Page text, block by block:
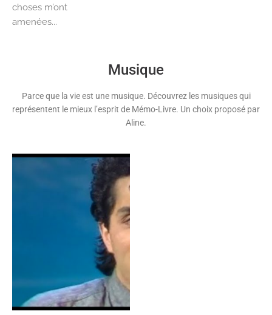
choses m’ont
amenées...
Musique
Parce que la vie est une musique. Découvrez les musiques qui
représentent le mieux l’esprit de Mémo-Livre. Un choix proposé par
Aline.